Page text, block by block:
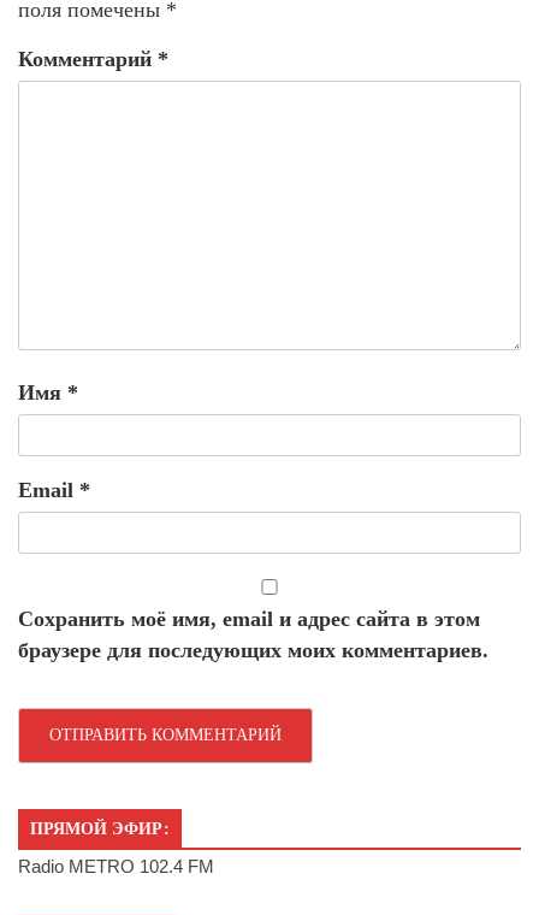
поля помечены *
Комментарий *
Имя *
Email *
Сохранить моё имя, email и адрес сайта в этом
браузере для последующих моих комментариев.
ПРЯМОЙ ЭФИР:
Radio METRO 102.4 FM